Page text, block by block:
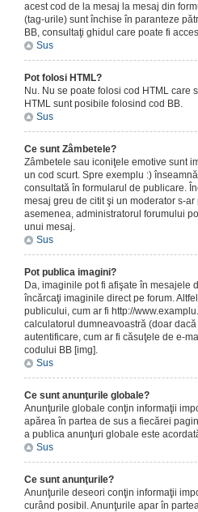
acest cod de la mesaj la mesaj din
(tag-urile) sunt închise în paranteze
BB, consultaţi ghidul care poate fi
Sus
Pot folosi HTML?
Nu. Nu se poate folosi cod HTML care
HTML sunt posibile folosind cod BB.
Sus
Ce sunt Zâmbetele?
Zâmbetele sau iconiţele emotive sunt
un cod scurt. Spre exemplu :)
consultată în formularul de publicare.
mesaj greu de citit şi un moderator s-
asemenea, administratorul forumului
unui mesaj.
Sus
Pot publica imagini?
Da, imaginile pot fi afişate în mesajele
încărcaţi imaginile direct pe forum.
publicului, cum ar fi http://
calculatorul dumneavoastră (doar
autentificare, cum ar fi căsuţele de e-
codului BB [img].
Sus
Ce sunt anunţurile globale?
Anunţurile globale conţin informaţii
apărea în partea de sus a fiecărei
a publica anunţuri globale este
Sus
Ce sunt anunţurile?
Anunţurile deseori conţin informaţii
curând posibil. Anunţurile apar în